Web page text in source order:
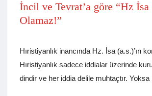
İncil ve Tevrat’a göre “Hz
Olamaz!”
Hıristiyanlık inancında Hz. İsa (a.s.)’ın
Hıristiyanlık sadece iddialar üzerinde
dindir ve her iddia delile muhtaçtır. Yoksa